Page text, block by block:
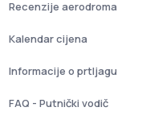
Recenzije aerodroma
Kalendar cijena
Informacije o prtljagu
FAQ - Putnički vodič